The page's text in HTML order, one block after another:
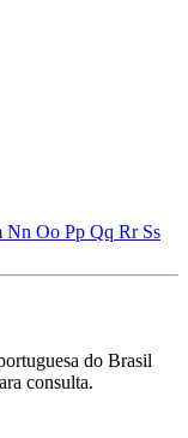
Nn Oo Pp Qq Rr Ss
do Brasil
consulta.